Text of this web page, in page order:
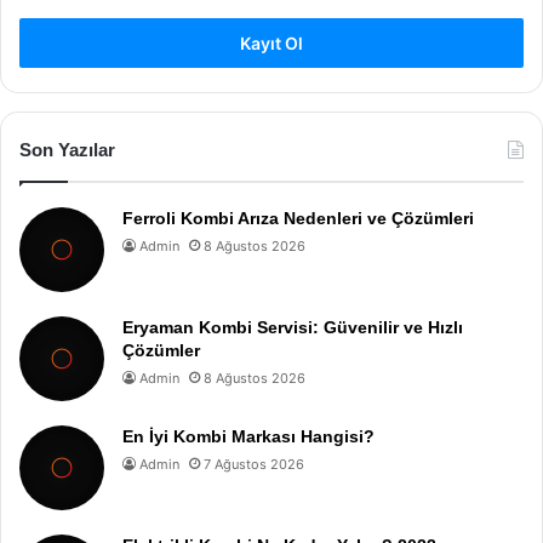
Kayıt Ol
Son Yazılar
Ferroli Kombi Arıza Nedenleri ve Çözümleri
Admin 8 Ağustos 2026
Eryaman Kombi Servisi: Güvenilir ve Hızlı
Çözümler
Admin 8 Ağustos 2026
En İyi Kombi Markası Hangisi?
Admin 7 Ağustos 2026